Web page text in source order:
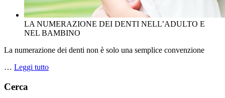
LA NUMERAZIONE DEI DENTI NELL’ADULTO E
NEL BAMBINO
La numerazione dei denti non è solo una semplice convenzione
… Leggi tutto
Cerca